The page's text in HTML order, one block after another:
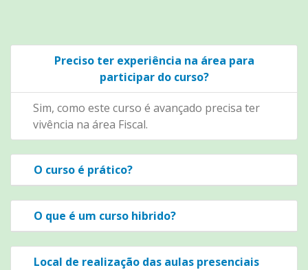
Preciso ter experiência na área para
participar do curso?
Sim, como este curso é avançado precisa ter
vivência na área Fiscal.
O curso é prático?
O que é um curso hibrido?
Local de realização das aulas presenciais